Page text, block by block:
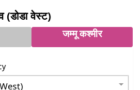
(डोडा वेस्ट)
जम्मू कश्मीर